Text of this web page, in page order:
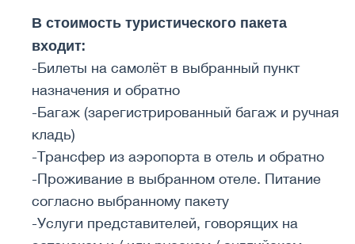
В стоимость туристического пакета
входит:
-Билеты на самолёт в выбранный пункт
назначения и обратно
-Багаж (зарегистрированный багаж и ручная
кладь)
-Трансфер из аэропорта в отель и обратно
-Проживание в выбранном отеле. Питание
согласно выбранному пакету
-Услуги представителей, говорящих на